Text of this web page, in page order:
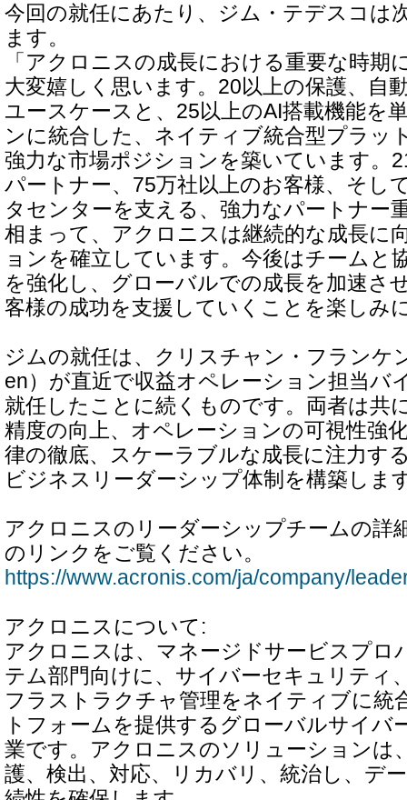
今回の就任にあたり、ジム・テデスコは
ます。
「アクロニスの成長における重要な時期
大変嬉しく思います。20以上の保護、自
ユースケースと、25以上のAI搭載機能を
ンに統合した、ネイティブ統合型プラッ
強力な市場ポジションを築いています。
パートナー、75万社以上のお客様、そし
タセンターを支える、強力なパートナー
相まって、アクロニスは継続的な成長に
ョンを確立しています。今後はチームと
を強化し、グローバルでの成長を加速さ
客様の成功を支援していくことを楽しみ
ジムの就任は、クリスチャン・フランケ
en）が直近で収益オペレーション担当バ
就任したことに続くものです。両者は共
精度の向上、オペレーションの可視性強
律の徹底、スケーラブルな成長に注力す
ビジネスリーダーシップ体制を構築しま
アクロニスのリーダーシップチームの詳
のリンクをご覧ください。
https://www.acronis.com/ja/company/
アクロニスについて:
アクロニスは、マネージドサービスプロ
テム部門向けに、サイバーセキュリティ
フラストラクチャ管理をネイティブに統
トフォームを提供するグローバルサイバ
業です。アクロニスのソリューションは
護、検出、対応、リカバリ、統治し、デ